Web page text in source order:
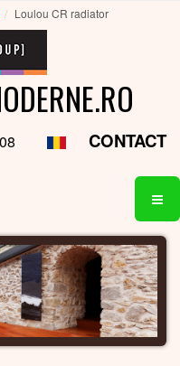
Loulou CR radiator
CONTACT